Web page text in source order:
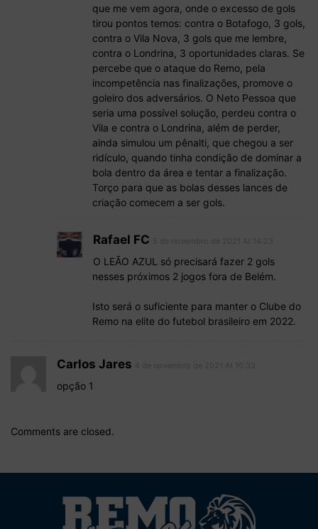
que me vem agora, onde o excesso de gols
tirou pontos temos: contra o Botafogo, 3 gols,
contra o Vila Nova, 3 gols que me lembre,
contra o Londrina, 3 oportunidades claras. Se
percebe que o ataque do Remo, pela
incompetência nas finalizações, promove o
goleiro dos adversários. O Neto Pessoa que
seria uma possível solução, perdeu contra o
Vila e contra o Londrina, além de perder,
ainda simulou um pênalti, que chegou a ser
ridículo, quando tinha condição de dominar a
bola dentro da área e tentar a finalização.
Torço para que as bolas desses lances de
criação comecem a ser gols.
Rafael FC
O LEÃO AZUL só precisará fazer 2 gols
nesses próximos 2 jogos fora de Belém.
Isto será o suficiente para manter o Clube do
Remo na elite do futebol brasileiro em 2022.
Carlos Jares
opção 1
Comments are closed.